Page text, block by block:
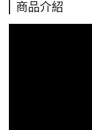
商品介紹